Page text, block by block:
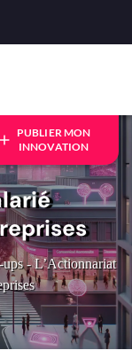
PUBLIER MON
INNOVATION
ups - L’Actionnariat